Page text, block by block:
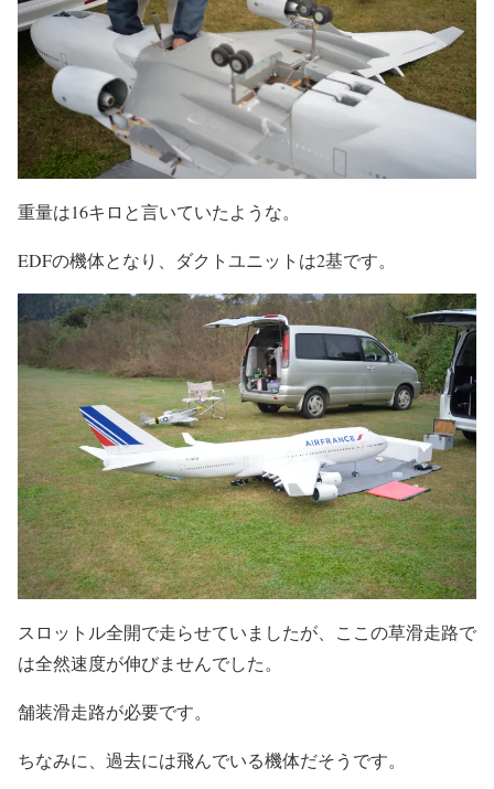
重量は16キロと言いていたような。
EDFの機体となり、ダクトユニットは2基です。
スロットル全開で走らせていましたが、ここの草滑走路で
は全然速度が伸びませんでした。
舗装滑走路が必要です。
ちなみに、過去には飛んでいる機体だそうです。